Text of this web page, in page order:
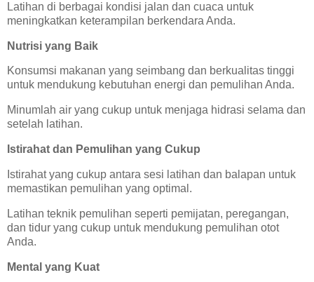
Latihan di berbagai kondisi jalan dan cuaca untuk
meningkatkan keterampilan berkendara Anda.
Nutrisi yang Baik
Konsumsi makanan yang seimbang dan berkualitas tinggi
untuk mendukung kebutuhan energi dan pemulihan Anda.
Minumlah air yang cukup untuk menjaga hidrasi selama dan
setelah latihan.
Istirahat dan Pemulihan yang Cukup
Istirahat yang cukup antara sesi latihan dan balapan untuk
memastikan pemulihan yang optimal.
Latihan teknik pemulihan seperti pemijatan, peregangan,
dan tidur yang cukup untuk mendukung pemulihan otot
Anda.
Mental yang Kuat